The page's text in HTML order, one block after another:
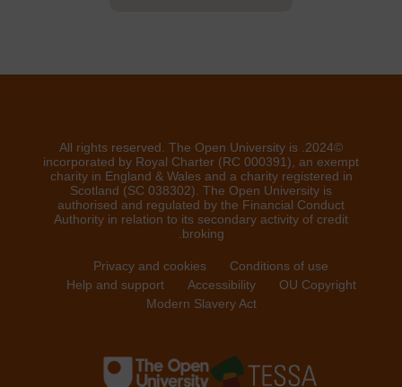
©2024. All rights reserved. The Open University is
incorporated by Royal Charter (RC 000391), an exempt
charity in England & Wales and a charity registered in
Scotland (SC 038302). The Open University is
authorised and regulated by the Financial Conduct
Authority in relation to its secondary activity of credit
broking.
Conditions of use
Privacy and cookies
OU Copyright
Accessibility
Help and support
Modern Slavery Act